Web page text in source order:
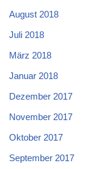
August 2018
Juli 2018
März 2018
Januar 2018
Dezember 2017
November 2017
Oktober 2017
September 2017